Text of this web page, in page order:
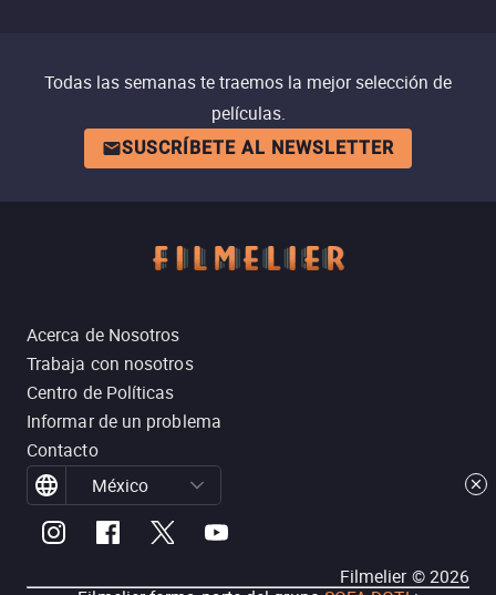
Todas las semanas te traemos la mejor selección de
películas.
SUSCRÍBETE AL NEWSLETTER
Acerca de Nosotros
Trabaja con nosotros
Centro de Políticas
Informar de un problema
Contacto
México
Filmelier ©2026